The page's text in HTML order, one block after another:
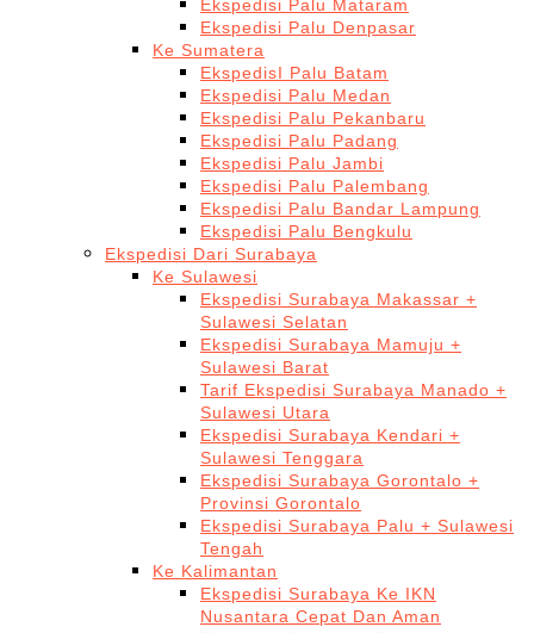
Ekspedisi Palu Mataram
Ekspedisi Palu Denpasar
Ke Sumatera
EkspedisI Palu Batam
Ekspedisi Palu Medan
Ekspedisi Palu Pekanbaru
Ekspedisi Palu Padang
Ekspedisi Palu Jambi
Ekspedisi Palu Palembang
Ekspedisi Palu Bandar Lampung
Ekspedisi Palu Bengkulu
Ekspedisi Dari Surabaya
Ke Sulawesi
Ekspedisi Surabaya Makassar +
Sulawesi Selatan
Ekspedisi Surabaya Mamuju +
Sulawesi Barat
Tarif Ekspedisi Surabaya Manado +
Sulawesi Utara
Ekspedisi Surabaya Kendari +
Sulawesi Tenggara
Ekspedisi Surabaya Gorontalo +
Provinsi Gorontalo
Ekspedisi Surabaya Palu + Sulawesi
Tengah
Ke Kalimantan
Ekspedisi Surabaya Ke IKN
Nusantara Cepat Dan Aman